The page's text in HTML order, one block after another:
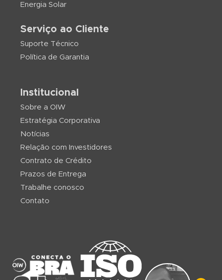
Energia Solar
Serviço ao Cliente
Suporte Técnico
Política de Garantia
Institucional
Sobre a OIW
Estratégia Corporativa
Notícias
Relação com Investidores
Contrato de Crédito
Prazos de Entrega
Trabalhe conosco
Contato